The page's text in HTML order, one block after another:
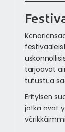
tarjoavat
tutustua
Erityisen
jotka ovat